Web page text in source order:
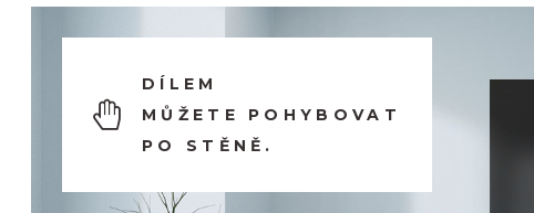
DÍLEM
MŮŽETE POHYBOVAT
PO STĚNĚ.